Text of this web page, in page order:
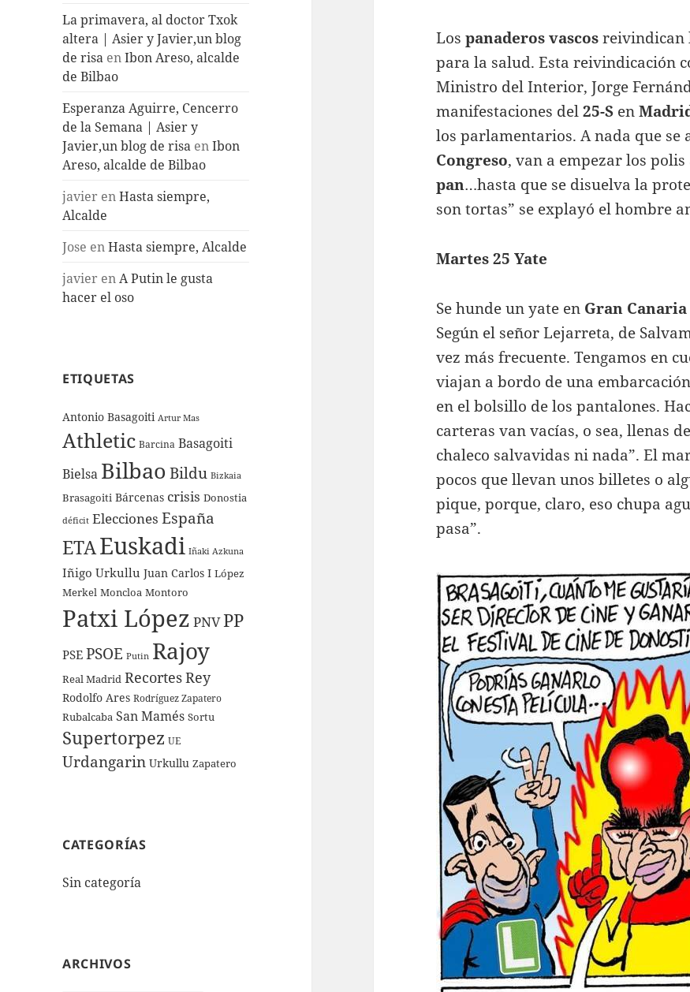
La primavera, al doctor Txok
altera | Asier y Javier,un blog
de risa enIbon Areso, alcalde
de Bilbao
Esperanza Aguirre, Cencerro
de la Semana | Asier y
Javier,un blog de risa enIbon
Areso, alcalde de Bilbao
javier enHasta siempre,
Alcalde
Jose enHasta siempre, Alcalde
javier enA Putin le gusta
hacer el oso
ETIQUETAS
Antonio Basagoiti Artur Mas
Athletic Barcina Basagoiti
Bielsa Bilbao Bildu Bizkaia
Brasagoiti Bárcenas crisis Donostia
déficit Elecciones España
ETAEuskadi Iñaki Azkuna
Iñigo Urkullu Juan Carlos I López
Merkel Moncloa Montoro
Patxi López PNVPP
PSE PSOE Putin Rajoy
Real Madrid RecortesRey
Rodolfo Ares Rodríguez Zapatero
Rubalcaba San Mamés Sortu
Supertorpez UE
Urdangarin Urkullu Zapatero
CATEGORÍAS
Sin categoría
ARCHIVOS
Lospanaderos vascosreivindican
para la salud. Esta reivindicación
Ministro del Interior, Jorge
manifestaciones del25-S en
los parlamentarios. A nada que se
Congreso, van a empezar los
pan…hasta que se disuelva la
son tortas” se explayó el hombre
Martes 25 Yate
Se hunde un yate en Gran Canaria
Según el señor Lejarreta, de
vez más frecuente. Tengamos en
viajan a bordo de una
en el bolsillo de los pantalones.
carteras van vacías, o sea, llenas
chaleco salvavidas ni nada”. El
pocos que llevan unos billetes o
pique, porque, claro, eso chupa
pasa”.